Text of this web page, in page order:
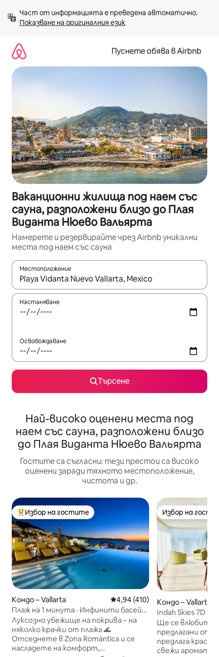
към
съдържанието
Показване на оригиналния език
Пуснете обява в Airbnb
Ваканционни жилища под наем със
сауна, разположени близо до Плая
Виданта Нюево Вальярта
Намерете и резервирайте чрез Airbnb уникални
места под наем със сауна
Местоположение
Когато резултатите се покажат, използвайте
Настаняване
Освобождаване
Търсене
Най-високо оценени места под
наем със сауна, разположени близо
до Плая Виданта Нюево Вальярта
Гостите са съгласни: тези престои са високо
оценени заради тяхното местоположение,
чистота и др.
Най-популярен избор на гостите
Избор на гостите
Кондо – Vallarta Средна оценка: 4,94 от 5,
4,94 (410)
Плаж на 1 минута · Инфинити басейн
· Фитнес зала и сауна
Луксозно убежище на покрива – на
няколко крачки от плажа 🌊
Отседнете в Zona Romántica и се
насладете на комфорт,
Избор на
Избор на
Кондо – Vallarta
Indah Skies 7D |
лукс, романтика
Ще се влюбите
предлагани от
предлага
свежи аромати